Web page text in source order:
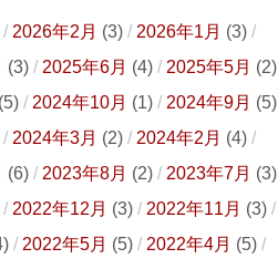
2026年2月 (3) 2026年1月 (3)
(3) 2025年6月 (4) 2025年5月 (2)
(5) 2024年10月 (1) 2024年9月 (5)
2024年3月 (2) 2024年2月 (4)
(6) 2023年8月 (2) 2023年7月 (3)
2022年12月 (3) 2022年11月 (3)
2022年5月 (5) 2022年4月 (5)